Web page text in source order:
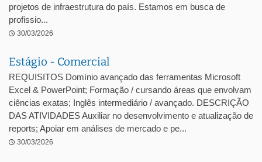
projetos de infraestrutura do país. Estamos em busca de
profissio...
30/03/2026
Estágio - Comercial
REQUISITOS Domínio avançado das ferramentas Microsoft
Excel & PowerPoint; Formação / cursando áreas que envolvam
ciências exatas; Inglês intermediário / avançado. DESCRIÇÃO
DAS ATIVIDADES Auxiliar no desenvolvimento e atualização de
reports; Apoiar em análises de mercado e pe...
30/03/2026